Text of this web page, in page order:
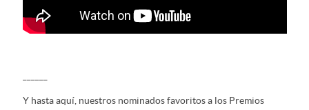
Y hasta aquí, nuestros nominados favoritos a los Premios